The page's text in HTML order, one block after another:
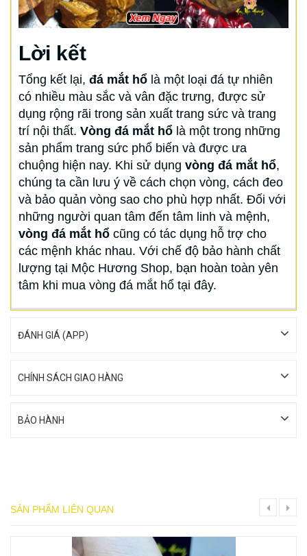
Lời kết
Tổng kết lại, đá mắt hổ là một loại đá tự nhiên
có nhiều màu sắc và vân đặc trưng, được sử
dụng rộng rãi trong sản xuất trang sức và trang
trí nội thất. Vòng đá mắt hổ là một trong những
sản phẩm trang sức phổ biến và được ưa
chuộng hiện nay. Khi sử dụng vòng đá mắt hổ,
chúng ta cần lưu ý về cách chọn vòng, cách đeo
và bảo quản vòng sao cho phù hợp nhất. Đối với
những người quan tâm đến tâm linh và mệnh,
vòng đá mắt hổ cũng có tác dụng hỗ trợ cho
các mệnh khác nhau. Với chế độ bảo hành chất
lượng tại Mộc Hương Shop, bạn hoàn toàn yên
tâm khi mua vòng đá mắt hổ tại đây.
ĐÁNH GIÁ (APP)
CHÍNH SÁCH GIAO HÀNG
BẢO HÀNH
SẢN PHẨM LIÊN QUAN